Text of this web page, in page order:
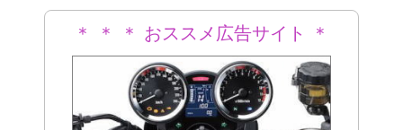
＊ ＊ ＊ おススメ広告サイト ＊
＊ ＊